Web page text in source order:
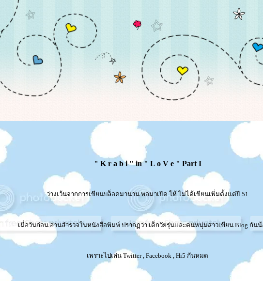
" K r a b i " in " L o V e " Part I
ว่างเว้นจากการเขียนบล็อคมานาน พอมาเปิด โห้ ไม่ได้เขียนเพิ่มตั้งแต่ปี 51
เมื่อวันก่อน อ่านสำรวจในหนังสือพิมพ์ ปรากฏว่า เด็กวัยรุ่นและคนหนุ่มสาวเขียน Blog กัน
เพราะไปเล่น Twitter , Facebook , Hi5 กันหมด